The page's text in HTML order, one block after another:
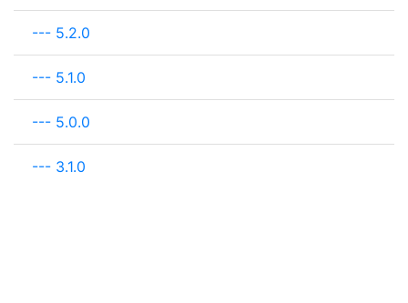
--- 5.2.0
--- 5.1.0
--- 5.0.0
--- 3.1.0